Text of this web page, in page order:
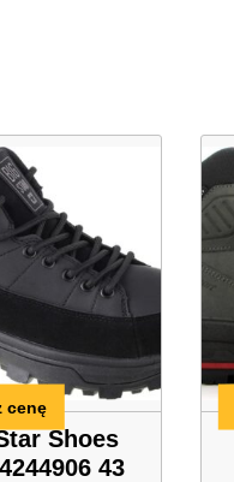
Shoes
43
cenę